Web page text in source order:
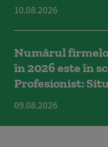
10.08.2026
Numărul
în 2026 este în
Profesionist:
09.08.2026